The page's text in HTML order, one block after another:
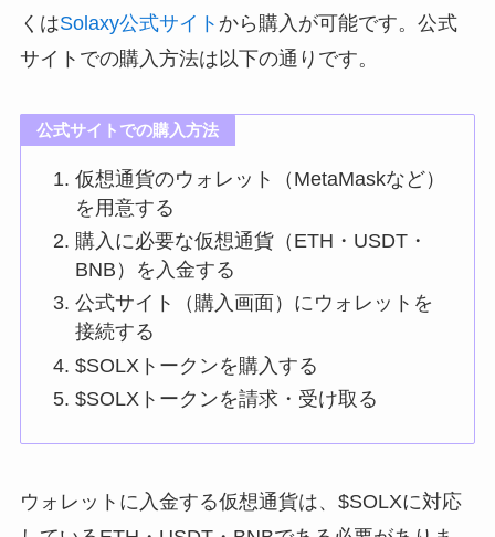
くはSolaxy公式サイト から購入が可能です。公式
サイトでの購入方法は以下の通りです。
公式サイトでの購入方法
仮想通貨のウォレット（MetaMaskなど）
を用意する
購入に必要な仮想通貨（ETH・USDT・
BNB）を入金する
公式サイト（購入画面）にウォレットを
接続する
$SOLXトークンを購入する
$SOLXトークンを請求・受け取る
ウォレットに入金する仮想通貨は、$SOLXに対応